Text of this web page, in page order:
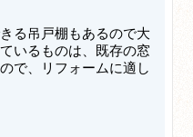
る吊戸棚もあるので大
いるものは、既存の窓
で、リフォームに適し